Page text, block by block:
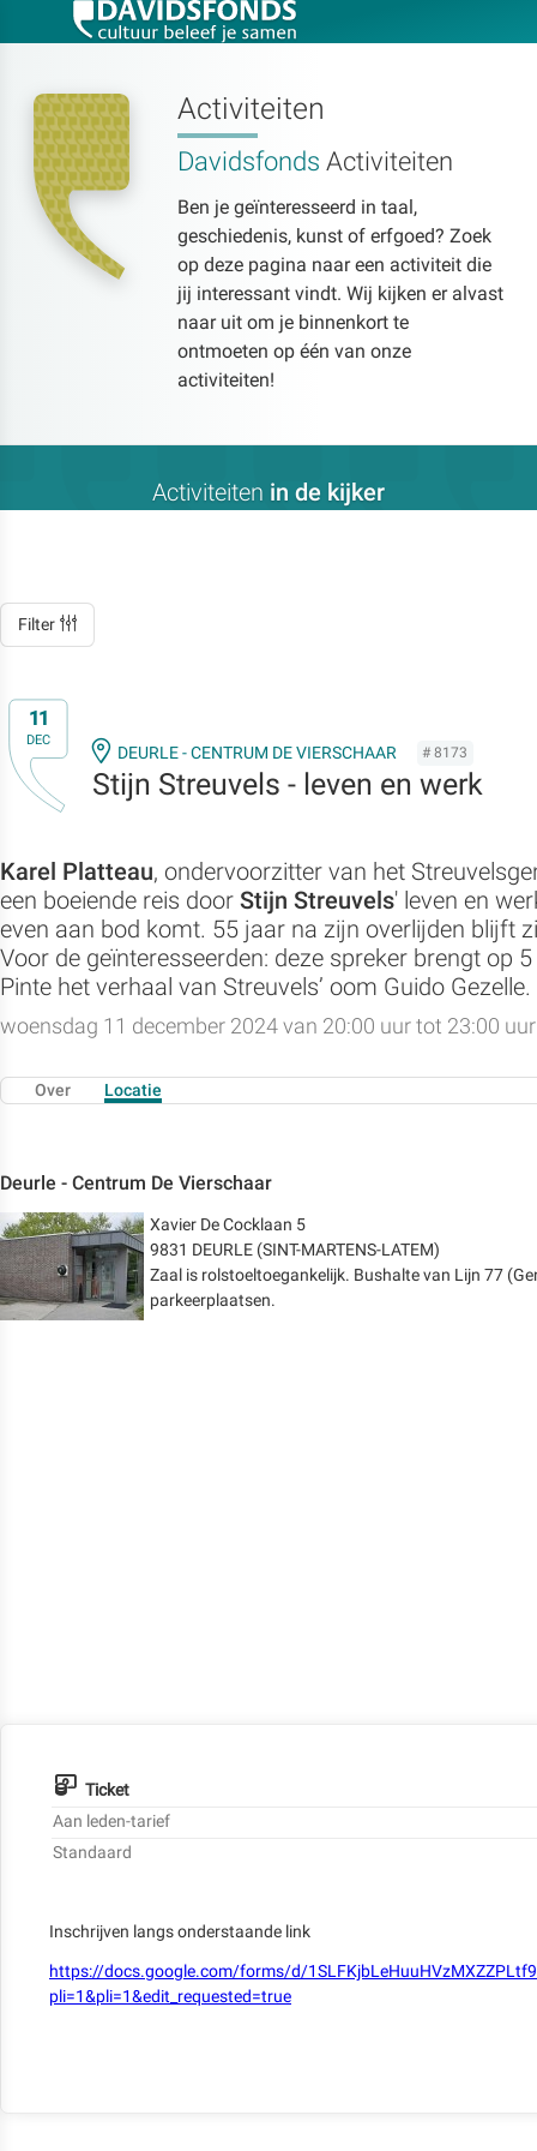
Activiteiten
Davidsfonds Activiteiten
Ben je geïnteresseerd in taal,
geschiedenis, kunst of erfgoed? Zoek
op deze pagina naar een activiteit die
jij interessant vindt. Wij kijken er alvast
naar uit om je binnenkort te
ontmoeten op één van onze
activiteiten!
Activiteiten in de kijker
Filter
11
DEC
DEURLE - CENTRUM DE VIERSCHAAR # 8173
Stijn Streuvels - leven en werk
Karel Platteau, ondervoorzitter van het
een boeiende reis door Stijn Streuvels' leven en
even aan bod komt. 55 jaar na zijn overlijden blijft
Voor de geïnteresseerden: deze spreker brengt op
Pinte het verhaal van Streuvels’ oom Guido Gezelle.
woensdag 11 december 2024 van 20:00 uur tot 23:00 uur
Over Locatie
Deurle - Centrum De Vierschaar
Xavier De Cocklaan 5
9831 DEURLE (SINT-MARTENS-LATEM)
Zaal is rolstoeltoegankelijk. Bushalte van Lijn 77
parkeerplaatsen.
Ticket
Aan leden-tarief
Standaard
Inschrijven langs onderstaande link
https://docs.google.com/forms/d/
pli=1&pli=1&edit_requested=true
Zoek:
Zoeken